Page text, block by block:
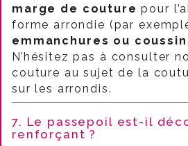
marge de couture pour
forme arrondie (par
emmanchures ou
N’hésitez pas à consulter
couture au sujet de la
sur les arrondis.
7. Le passepoil est-il
renforçant ?